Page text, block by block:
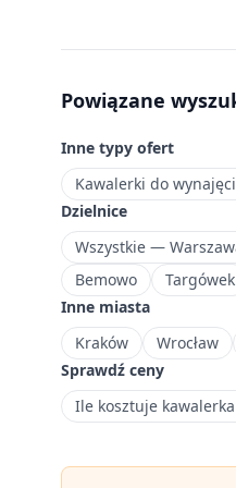
idealne
studentów
singli
ceniących
niezależność.
Wschodnia
dzielnica
Warszawy
o
charakterze
mieszkaniowym
z
historycznym
Powiązane
Inne typy ofert
Kawalerki do
Dzielnice
Wszystkie —
Bemowo
Targówek
Inne miasta
Kraków
Wrocław
Sprawdź ceny
Ile kosztuje